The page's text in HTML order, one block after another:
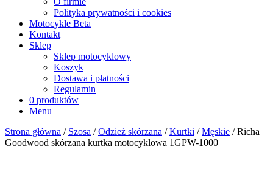
Polityka prywatności i cookies
Motocykle Beta
Kontakt
Sklep
Sklep motocyklowy
Koszyk
Dostawa i płatności
Regulamin
0 produktów
Menu
Strona główna / Szosa /Odzież skórzana /Kurtki /Męskie / Richa
Goodwood skórzana kurtka motocyklowa 1GPW-1000